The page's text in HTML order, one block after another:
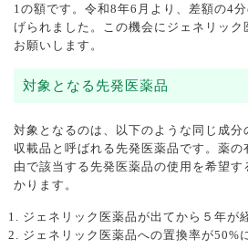
1の額です。令和8年6月より、差額の4
げられました。この機会にジェネリック
お願いします。
対象となる先発医薬品
対象となるのは、以下のような同じ成分
収載品と呼ばれる先発医薬品です。薬の
由で該当する先発医薬品の使用を希望
かります。
ジェネリック医薬品が出てから５年が
ジェネリック医薬品への置換率が50%